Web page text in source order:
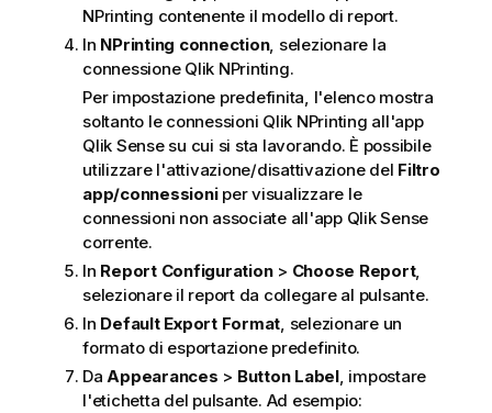
NPrinting contenente il modello di report.
In NPrinting connection, selezionare la
connessione Qlik NPrinting.
Per impostazione predefinita, l'elenco mostra
soltanto le connessioni Qlik NPrinting all'app
Qlik Sensesu cui si sta lavorando. È possibile
utilizzare l'attivazione/disattivazione del Filtro
app/connessioniper visualizzare le
connessioni non associate all'app Qlik Sense
corrente.
In Report Configuration> Choose Report,
selezionare il report da collegare al pulsante.
In Default Export Format, selezionare un
formato di esportazione predefinito.
DaAppearances > Button Label, impostare
l'etichetta del pulsante. Ad esempio: